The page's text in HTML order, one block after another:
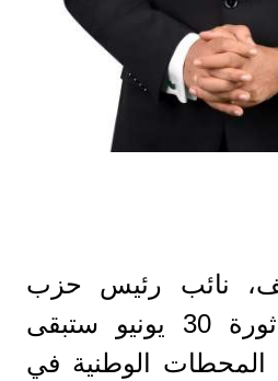
نائب رئيس حزب
إرادة جيل، إن ثورة 30 يونيو ستبقى
الوطنية في